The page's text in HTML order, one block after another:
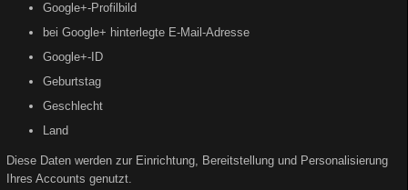
Google+-Profilbild
bei Google+ hinterlegte E-Mail-Adresse
Google+-ID
Geburtstag
Geschlecht
Land
Diese Daten werden zur Einrichtung, Bereitstellung und Personalisierung
Ihres Accounts genutzt.